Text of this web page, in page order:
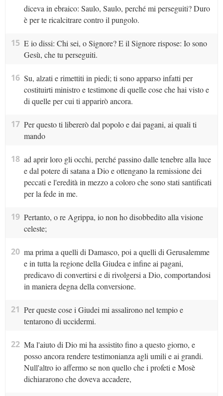
diceva in ebraico: Saulo, Saulo, perché mi perseguiti? Duro
è per te ricalcitrare contro il pungolo.
15 E io dissi: Chi sei, o Signore? E il Signore rispose: Io sono
Gesù, che tu perseguiti.
16 Su, alzati e rimettiti in piedi; ti sono apparso infatti per
costituirti ministro e testimone di quelle cose che hai visto e
di quelle per cui ti apparirò ancora.
17 Per questo ti libererò dal popolo e dai pagani, ai quali ti
mando
18 ad aprir loro gli occhi, perché passino dalle tenebre alla luce
e dal potere di satana a Dio e ottengano la remissione dei
peccati e l'eredità in mezzo a coloro che sono stati santificati
per la fede in me.
19 Pertanto, o re Agrippa, io non ho disobbedito alla visione
celeste;
20 ma prima a quelli di Damasco, poi a quelli di Gerusalemme
e in tutta la regione della Giudea e infine ai pagani,
predicavo di convertirsi e di rivolgersi a Dio, comportandosi
in maniera degna della conversione.
21 Per queste cose i Giudei mi assalirono nel tempio e
tentarono di uccidermi.
22 Ma l'aiuto di Dio mi ha assistito fino a questo giorno, e
posso ancora rendere testimonianza agli umili e ai grandi.
Null'altro io affermo se non quello che i profeti e Mosè
dichiararono che doveva accadere,